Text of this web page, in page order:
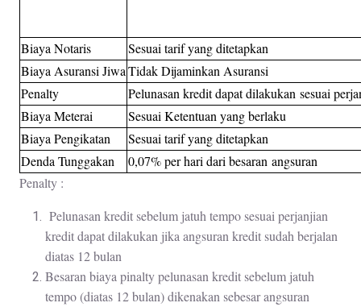
Biaya Notaris
Sesuai tarif yang ditetapkan
Biaya Asuransi JiwaTidak Dijaminkan Asuransi
Penalty
Pelunasan kredit dapat dilakukan sesuai
Biaya Meterai
Sesuai Ketentuan yang berlaku
Biaya Pengikatan
Sesuai tarif yang ditetapkan
Denda Tunggakan
0,07% per hari dari besaran angsuran
Penalty :
Pelunasan kredit sebelum jatuh tempo sesuai perjanjian
kredit dapat dilakukan jika angsuran kredit sudah berjalan
diatas 12 bulan
Besaran biaya pinalty pelunasan kredit sebelum jatuh
tempo (diatas 12 bulan) dikenakan sebesar angsuran